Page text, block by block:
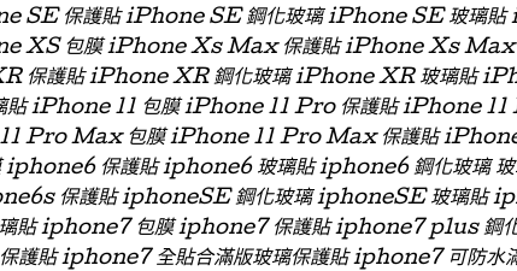
SE 保護貼 iPhone SE 鋼化玻璃 iPhone SE 玻璃
XS 包膜 iPhone Xs Max 保護貼 iPhone Xs Max
護貼 iPhone XR 鋼化玻璃 iPhone XR 玻璃貼
貼 iPhone 11 包膜 iPhone 11 Pro 保護貼 iPhone 11
Pro Max 包膜 iPhone 11 Pro Max 保護貼
保護貼 iphone6 玻璃貼 iphone6 鋼化玻璃 玻
保護貼 iphoneSE 鋼化玻璃 iphoneSE 玻璃貼
貼 iphone7 包膜 iphone7 保護貼 iphone7 plus 鋼
iphone7 全貼合滿版玻璃保護貼 iphone7 可防水